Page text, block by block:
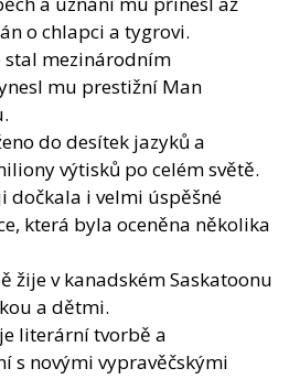
o chlapci a tygrovi.
stal mezinárodním
mu prestižní Man
do desítek jazyků a
výtisků po celém světě.
dočkala i velmi úspěšné
která byla oceněna několika
žije v kanadském Saskatoonu
a dětmi.
literární tvorbě a
s novými vypravěčskými